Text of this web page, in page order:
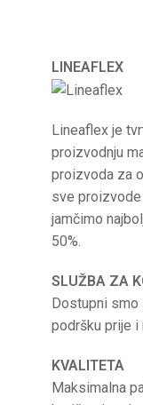
LINEAFLEX
Lineaflex je
proizvodnju
proizvoda za
sve
jamčimo
50%.
SLUŽBA ZA
Dostupni smo
podršku prije i
KVALITETA
Maksimalna